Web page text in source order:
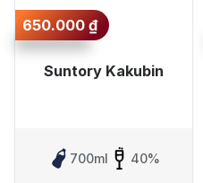
650.000₫
Suntory Kakubin
700ml 40%